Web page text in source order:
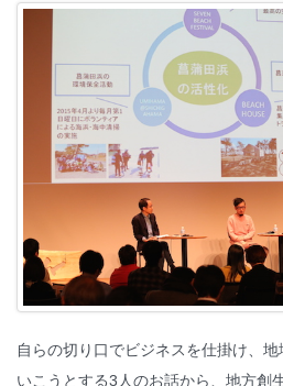
自らの切り口でビジネスを仕掛け、
いこうとする3人のお話から、地方創